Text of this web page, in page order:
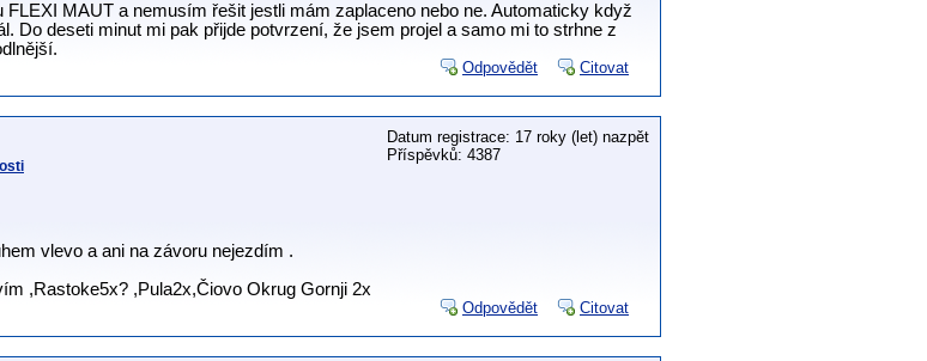
MAUT a nemusím řešit jestli mám zaplaceno nebo ne. Automaticky když
Do deseti minut mi pak přijde potvrzení, že jsem projel a samo mi to strhne z
Odpovědět Citovat
Datum registrace: 17 roky (let) nazpět
Příspěvků: 4387
vlevo a ani na závoru nejezdím .
,Rastoke5x? ,Pula2x,Čiovo Okrug Gornji 2x
Odpovědět Citovat